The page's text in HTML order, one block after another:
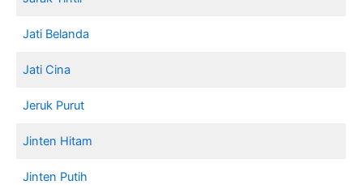
Jati Belanda
Jati Cina
Jeruk Purut
Jinten Hitam
Jinten Putih